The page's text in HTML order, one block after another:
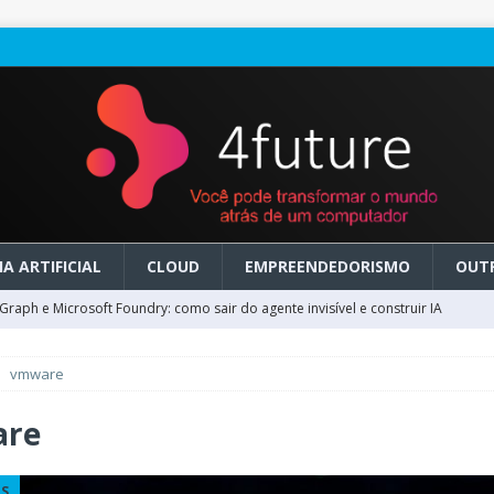
ARTIFICIAL CLOUD EMPREENDEDORISMO
e Microsoft Foundry: como sair do agente invisível e construir IA
em GA: como migrar do clássico sem transformar IA em dívida
vmware